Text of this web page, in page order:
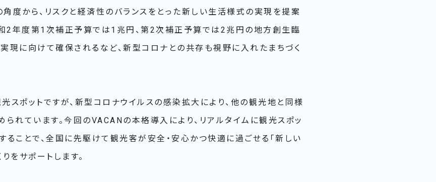
角度から、リスクと経済性のバランスをとった新しい生活様式の実現を提案
和2年度第1次補正予算では1兆円、第2次補正予算では2兆円の地方創生臨
現に向けて確保されるなど、新型コロナとの共存も視野に入れたまちづく
スポットですが、新型コロナウイルスの感染拡大により、他の観光地と同様
れています。今回のVACANの本格導入により、リアルタイムに観光スポッ
ることで、全国に先駆けて観光客が安全・安心かつ快適に過ごせる「新しい
をサポートします。